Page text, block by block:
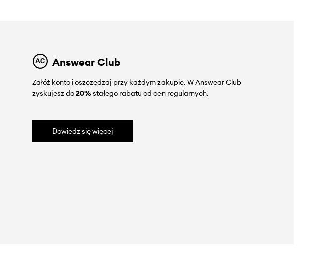
Answear Club
Załóż konto i oszczędzaj przy każdym zakupie. W Answear Club
zyskujesz do20%stałego rabatu od cen regularnych.
Dowiedz się więcej